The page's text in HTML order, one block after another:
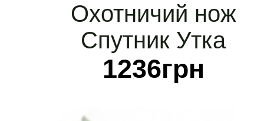
1236грн
Охотничий нож
Спутник Утка